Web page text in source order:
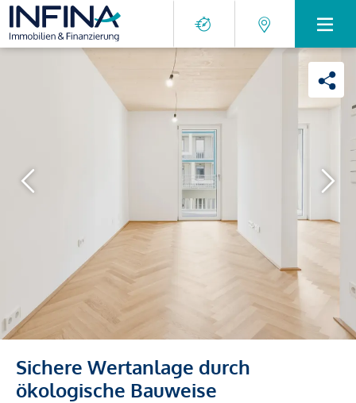
Sichere Wertanlage durch
ökologische Bauweise